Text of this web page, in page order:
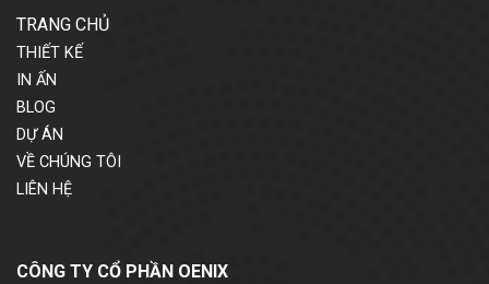
TRANG CHỦ
THIẾT KẾ
IN ẤN
BLOG
DỰ ÁN
VỀ CHÚNG TÔI
LIÊN HỆ
CÔNG TY CỔ PHẦN OENIX